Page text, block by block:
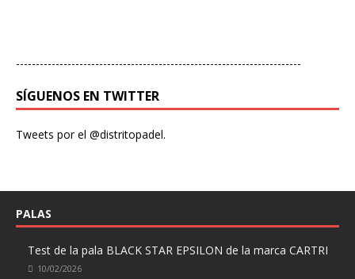
------------------------------------------------------------------------
SÍGUENOS EN TWITTER
Tweets por el @distritopadel.
PALAS
Test de la pala BLACK STAR EPSILON de la marca CARTRI
10/02/2026